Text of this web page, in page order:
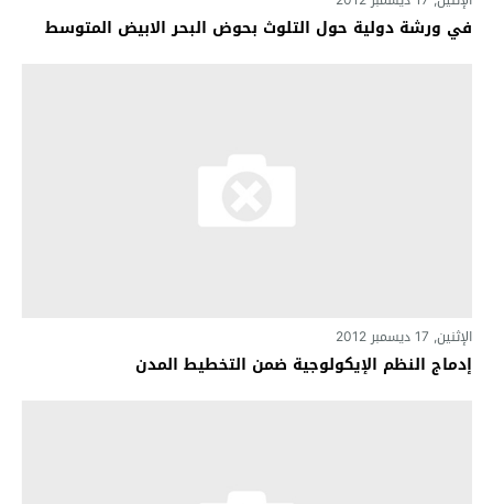
في ورشة دولية حول التلوث بحوض البحر الابيض المتوسط
الإثنين, 17 ديسمبر 2012
إدماج النظم الإيكولوجية ضمن التخطيط المدن